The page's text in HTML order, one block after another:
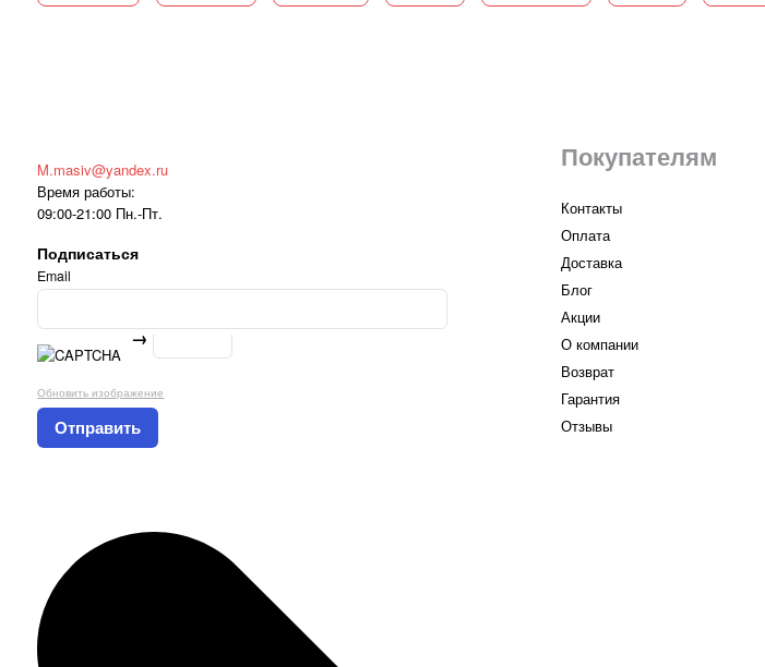
M.masiv@yandex.ru
Время работы:
09:00-21:00 Пн.-Пт.
Подписаться
Email
→
Обновить изображение
Покупателям
Контакты
Оплата
Доставка
Блог
Акции
О компании
Возврат
Гарантия
Отзывы